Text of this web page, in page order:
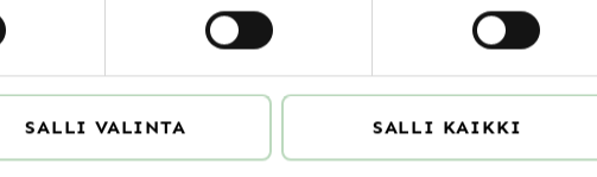
SALLI VALINTA SALLI KAIKKI
kvittot för betalningen. Beslutet meddelas sökanden
Utbildningsstöd beviljas under kalenderåret så
anslaget räcker till.
Om du har funderingar kring huruvida dina studier